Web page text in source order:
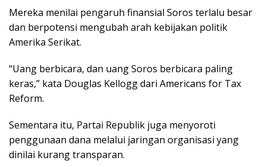
Mereka menilai pengaruh finansial Soros terlalu besar
dan berpotensi mengubah arah kebijakan politik
Amerika Serikat.
“Uang berbicara, dan uang Soros berbicara paling
keras,” kata Douglas Kellogg dari Americans for Tax
Reform.
Sementara itu, Partai Republik juga menyoroti
penggunaan dana melalui jaringan organisasi yang
dinilai kurang transparan.